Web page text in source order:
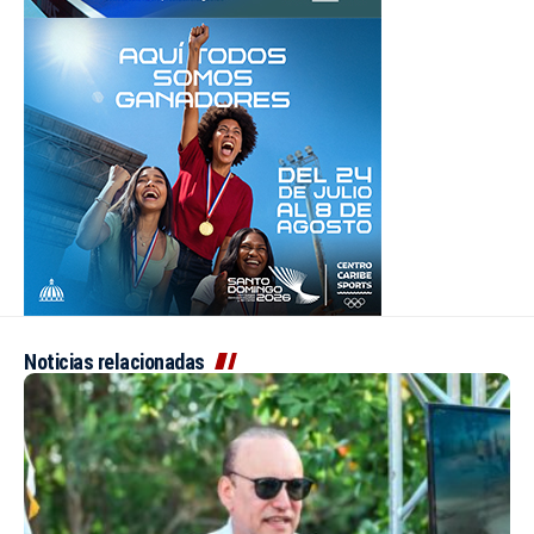
Noticias relacionadas